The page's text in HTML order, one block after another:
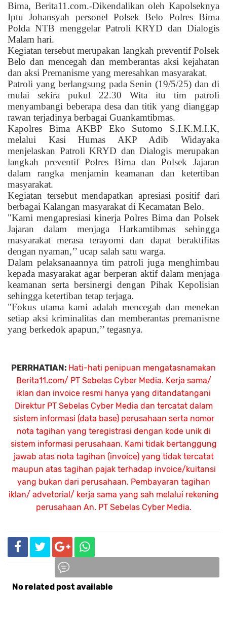
Bima, Berita11.com.-Dikendalikan oleh Kapolseknya
Iptu Johansyah personel Polsek Belo Polres Bima
Polda NTB menggelar Patroli KRYD dan Dialogis
Malam hari.
Kegiatan tersebut merupakan langkah preventif Polsek
Belo dan mencegah dan memberantas aksi kejahatan
dan aksi Premanisme yang meresahkan masyarakat.
Patroli yang berlangsung pada Senin (19/5/25) dan di
mulai sekira pukul 22.30 Wita itu tim patroli
menyambangi beberapa desa dan titik yang dianggap
rawan terjadinya berbagai Guankamtibmas.
Kapolres Bima AKBP Eko Sutomo S.I.K.M.I.K,
melalui Kasi Humas AKP Adib Widayaka
menjelaskan Patroli KRYD dan Dialogis merupakan
langkah preventif Polres Bima dan Polsek Jajaran
dalam rangka menjamin keamanan dan ketertiban
masyarakat.
Kegiatan tersebut mendapatkan apresiasi positif dari
berbagai Kalangan masyarakat di Kecamatan Belo.
"Kami mengapresiasi kinerja Polres Bima dan Polsek
Jajaran dalam menjaga Harkamtibmas sehingga
masyarakat merasa terayomi dan dapat beraktifitas
dengan nyaman,’’ ucap salah satu warga.
Dalam pelaksanaannya tim patroli juga menghimbau
kepada masyarakat agar berperan aktif dalam menjaga
keamanan serta bersinergi dengan Pihak Kepolisian
sehingga ketertiban tetap terjaga.
"Fokus utama kami adalah mencegah dan menekan
setiap aksi kriminalitas dan memberantas premanisme
yang berkedok apapun,’’ tegasnya.
PERRHATIAN: Hati-hati penipuan mengatasnamakan
Berita11.com/ PT Sebelas Cyber Media. Kerja sama/
iklan dan invoice resmi hanya yang ditandatangani
Direktur PT Sebelas Cyber Media dan tercatat dalam
sistem informasi (data base) perusahaan serta nomor
nota tagihan yang teregistrasi dengan kode unik di
sistem informasi perusahaan. Kami tidak bertanggung
jawab atas nota tagihan (invoice) yang tidak tercatat
maupun atas tagihan pajak terhadap invoice/kuitansi
yang bukan dari perusahaan. Pembayaran tagihan
iklan/ advetorial/ kerja sama yang sah melalui rekening
perusahaan An. PT Sebelas Cyber Media.
No related post available